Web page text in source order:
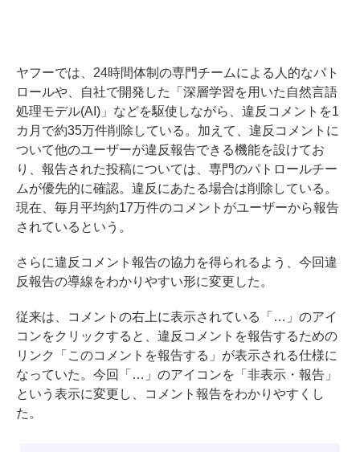
ヤフーでは、24時間体制の専門チームによる人的なパト
ロールや、自社で開発した「深層学習を用いた自然言語
処理モデル(AI)」などを駆使しながら、違反コメントを1
カ月で約35万件削除している。加えて、違反コメントに
ついて他のユーザーが違反報告できる機能を設けてお
り、報告された投稿については、専門のパトロールチー
ムが優先的に確認。違反にあたる場合は削除している。
現在、毎月平均約17万件のコメントがユーザーから報告
されているという。
さらに違反コメント報告の協力を得られるよう、今回違
反報告の導線をわかりやすい形に変更した。
従来は、コメントの右上に表示されている「…」のアイ
コンをクリックすると、違反コメントを報告するための
リンク「このコメントを報告する」が表示される仕様に
なっていた。今回「…」のアイコンを「非表示・報告」
という表示に変更し、コメント報告をわかりやすくし
た。